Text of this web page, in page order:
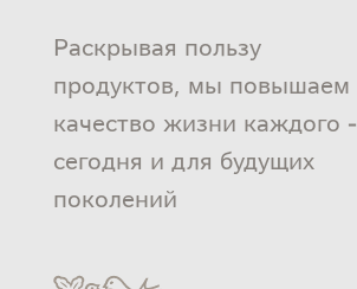
Раскрывая пользу
продуктов, мы повышаем
качество жизни каждого -
сегодня и для будущих
поколений